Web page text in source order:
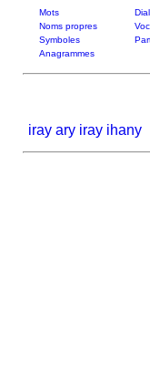
Mots
Noms propres
Symboles
Anagrammes
iray ary iray ihany